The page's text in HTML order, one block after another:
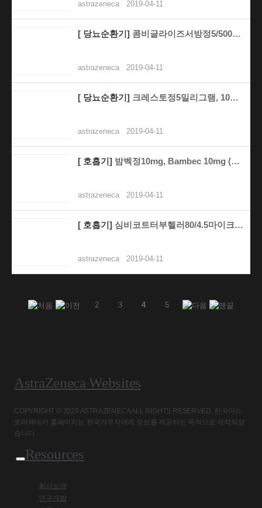
astrazeneca 2019-04-11
[ 당뇨순환기] 콤비글라이즈서방정5/500밀리그램, 5/1000밀리그램..
astrazeneca 2019-04-11
[ 당뇨순환기] 크레스토정5밀리그램, 10밀리그램, 20밀리그램, Cr..
astrazeneca 2019-04-11
[ 호흡기] 밤벡정10mg, Bambec 10mg (밤부테롤염산염,..
astrazeneca 2019-04-11
[ 호흡기] 심비코트터부헬러80/4.5마이크로그램, 160/4.5마..
astrazeneca 2019-04-11
2 3 4 5
AstraZeneca Websites
COPYRIGHT © 2025 ASTRAZENECA ALL RIGHTS RESERVED. 한국아스
트라제네카 홈페이지는 한국거주자에게 정보를 제공하는 목적으로 제작되었
습니다.
Resources
회사소개
연구개발